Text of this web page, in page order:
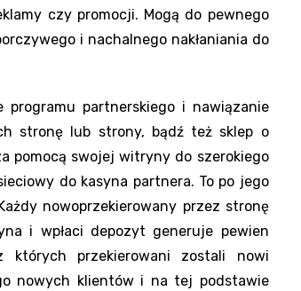
czy promocji. Mogą do pewnego
i nachalnego nakłaniania do
partnerskiego i nawiązanie
stronę lub strony, bądź też sklep o
pomocą swojej witryny do szerokiego
do kasyna partnera. To po jego
nowoprzekierowany przez stronę
i wpłaci depozyt generuje pewien
przekierowani zostali nowi
nowych klientów i na tej podstawie